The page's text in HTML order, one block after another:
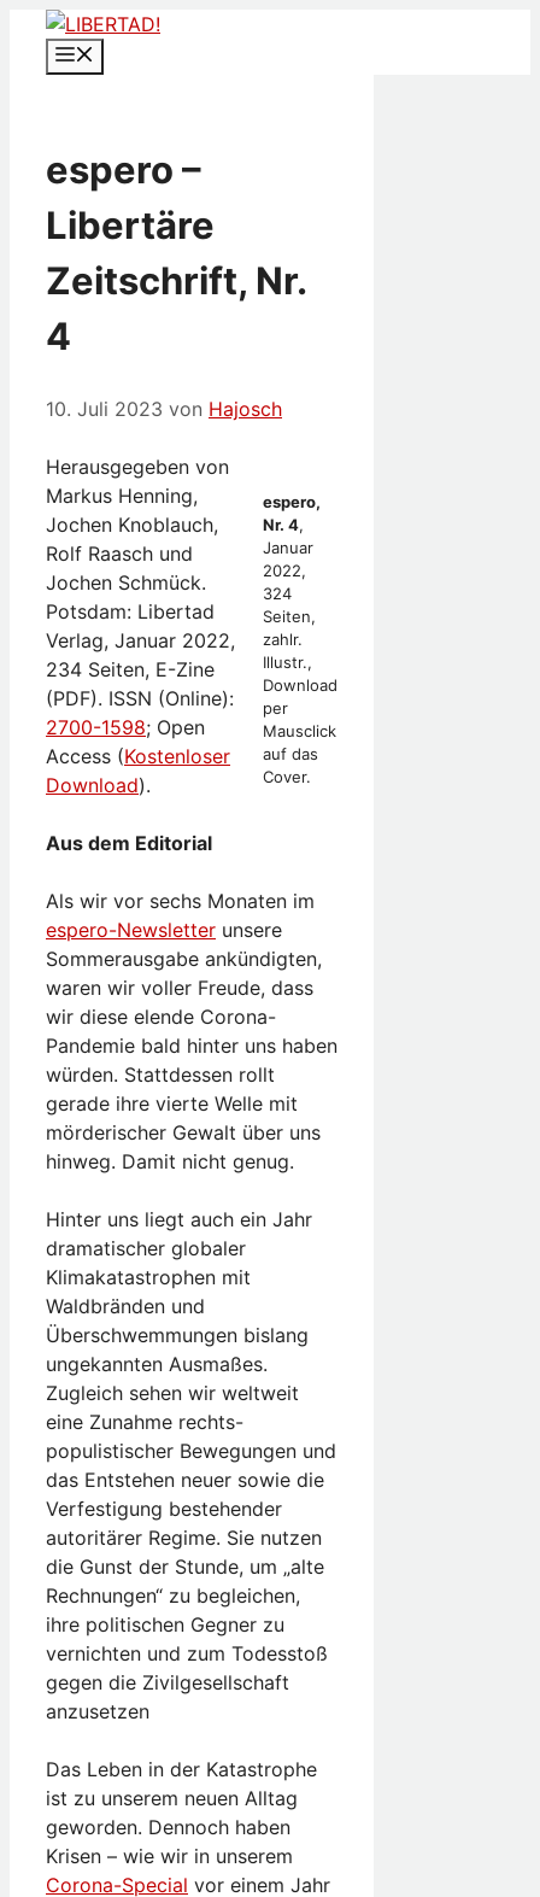
Zum
Inhalt
springen
espero –
Libertäre
Zeitschrift, Nr.
4
10. Juli 2023 von Hajosch
espero,
Nr. 4,
Januar
2022,
324
Seiten,
zahlr.
Illustr.,
Download
per
Mausclick
auf das
Cover.
Herausgegeben von
Markus Henning,
Jochen Knoblauch,
Rolf Raasch und
Jochen Schmück.
Potsdam: Libertad
Verlag, Januar 2022,
234 Seiten, E-Zine
(PDF). ISSN (Online):
2700-1598; Open
Access (Kostenloser
Download).
Aus dem Editorial
Als wir vor sechs Monaten im
espero-Newsletter unsere
Sommerausgabe ankündigten,
waren wir voller Freude, dass
wir diese elende Corona-
Pandemie bald hinter uns haben
würden. Stattdessen rollt
gerade ihre vierte Welle mit
mörderischer Gewalt über uns
hinweg. Damit nicht genug.
Hinter uns liegt auch ein Jahr
dramatischer globaler
Klimakatastrophen mit
Waldbränden und
Überschwemmungen bislang
ungekannten Ausmaßes.
Zugleich sehen wir weltweit
eine Zunahme rechts-
populistischer Bewegungen und
das Entstehen neuer sowie die
Verfestigung bestehender
autoritärer Regime. Sie nutzen
die Gunst der Stunde, um „alte
Rechnungen“ zu begleichen,
ihre politischen Gegner zu
vernichten und zum Todesstoß
gegen die Zivilgesellschaft
anzusetzen
Das Leben in der Katastrophe
ist zu unserem neuen Alltag
geworden. Dennoch haben
Krisen – wie wir in unserem
Corona-Special vor einem Jahr